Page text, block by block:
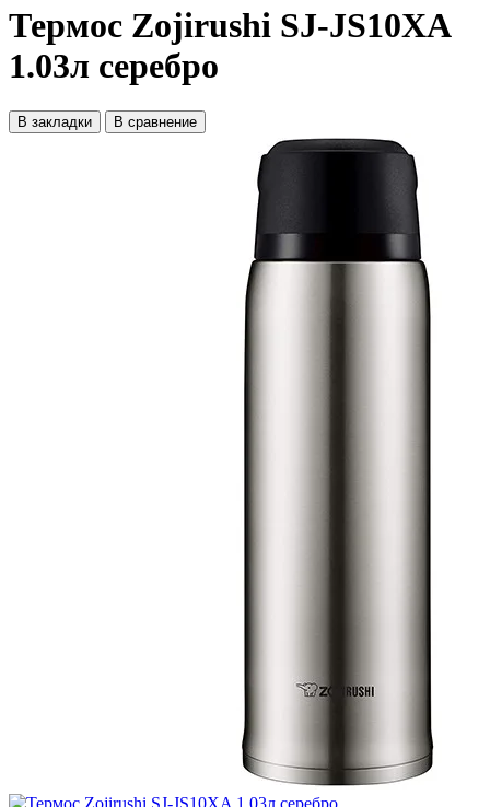
Термос Zojirushi SJ-JS10XA
1.03л серебро
В закладки В сравнение